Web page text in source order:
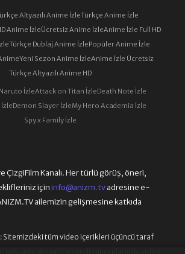
ÇizgiFilm Kanalı. Her türlü görüş, öneri,
içininfo@anizm.tvadresine e-
ailemizin gelişmesine katkıda
Sitemizdeki tüm video içerikleri üçüncü taraf
Altyazılı Anime İzleTürkçe Anime İzle
Anime İzleÜcretsiz Anime İzleAnime İzle Full HD
Türkçe Dublaj Anime İzlePopüler Anime İzle
Yeni Sezon Anime İzleAnime İzle Ücretsiz
Türkçe Altyazılı Anime HD
Naruto İzleAttack on Titan İzleDeath Note İzle
İzleDemon Slayer İzleMy Hero Academia İzle
Spy x Family İzle